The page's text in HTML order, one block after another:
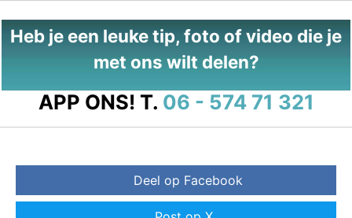
Heb je een leuke tip, foto of video die je
met ons wilt delen?
APP ONS! T. 06 - 574 71 321
Deel op Facebook